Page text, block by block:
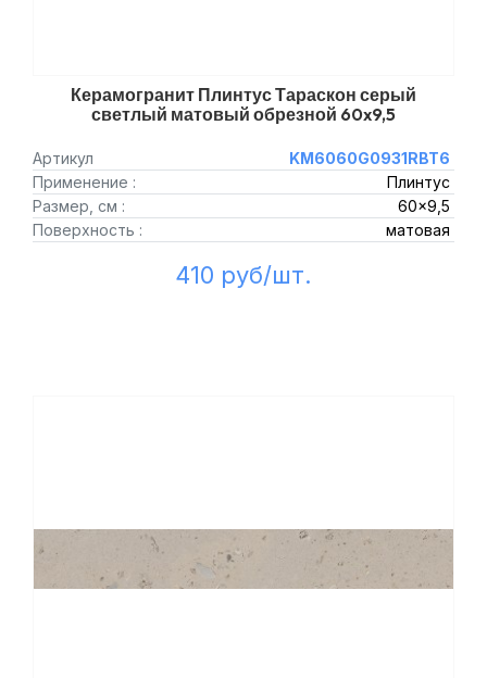
Керамогранит Плинтус Тараскон серый
светлый матовый обрезной 60x9,5
Артикул
KM6060G0931RBT6
Применение :
Плинтус
Размер, см :
60x9,5
Поверхность :
матовая
410 руб/шт.